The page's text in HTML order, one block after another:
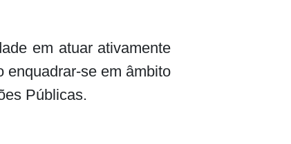
em atuar ativamente
enquadrar-se em âmbito
Públicas.